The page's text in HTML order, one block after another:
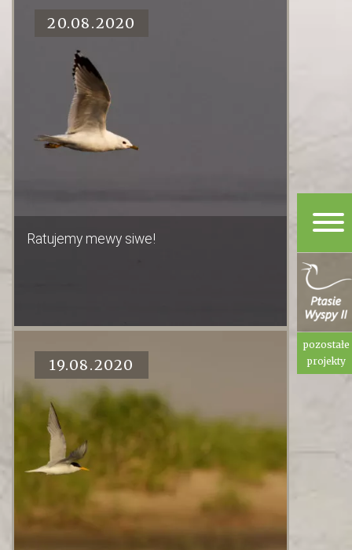
pozostałe
projekty
20.08.2020
Ratujemy mewy siwe!
19.08.2020